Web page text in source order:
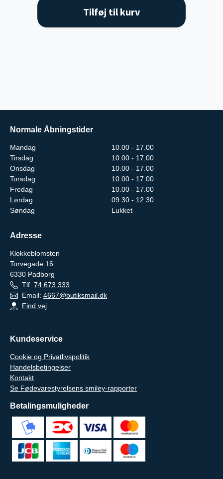
Tilføj til kurv
Normale Åbningstider
Mandag
10.00 - 17.00
Tirsdag
10.00 - 17.00
Onsdag
10.00 - 17.00
Torsdag
10.00 - 17.00
Fredag
10.00 - 17.00
Lørdag
09.30 - 12.30
Søndag
Lukket
Adresse
Klokkeblomsten
Torvegade 16
6330 Padborg
Tlf. 74 673 333
Email: 4667@butiksmail.dk
Find vej
Kundeservice
Cookie og Privatlivspolitik
Handelsbetingelser
Kontakt
Se Fødevarestyrelsens smiley-rapporter
Betalingsmuligheder